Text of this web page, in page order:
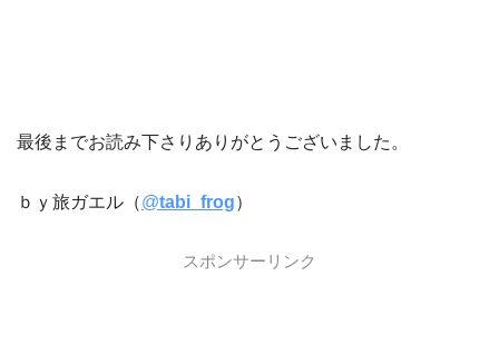
最後までお読み下さりありがとうございました。
ｂｙ旅ガエル（@tabi_frog）
スポンサーリンク